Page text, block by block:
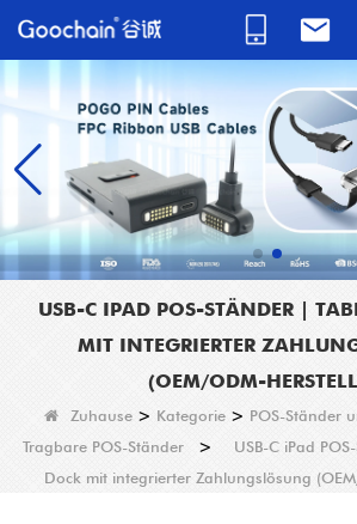
USB-C IPAD POS-STÄNDER |
MIT INTEGRIERTER
(OEM/ODM-
Zuhause > Kategorie > POS-Ständer
Tragbare POS-Ständer>
USB-C iPad
Dock mit integrierter Zahlungslösung